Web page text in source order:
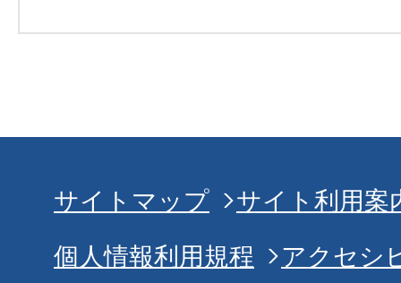
サイトマップ
サイト利用案
個人情報利用規程
アクセシ